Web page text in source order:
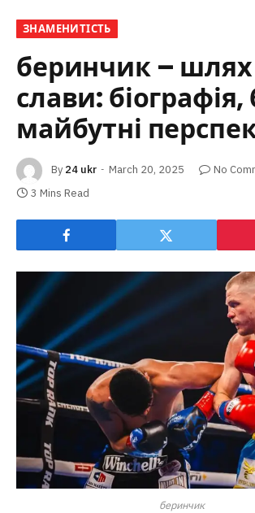
ЗНАМЕНИТІСТЬ
беринчик –
слави: біографія,
майбутні
By 24 ukr March 20, 2025
No
3 Mins Read
беринчик